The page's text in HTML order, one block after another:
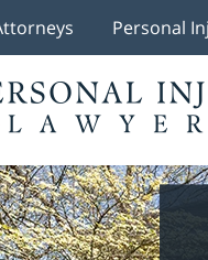
Personal